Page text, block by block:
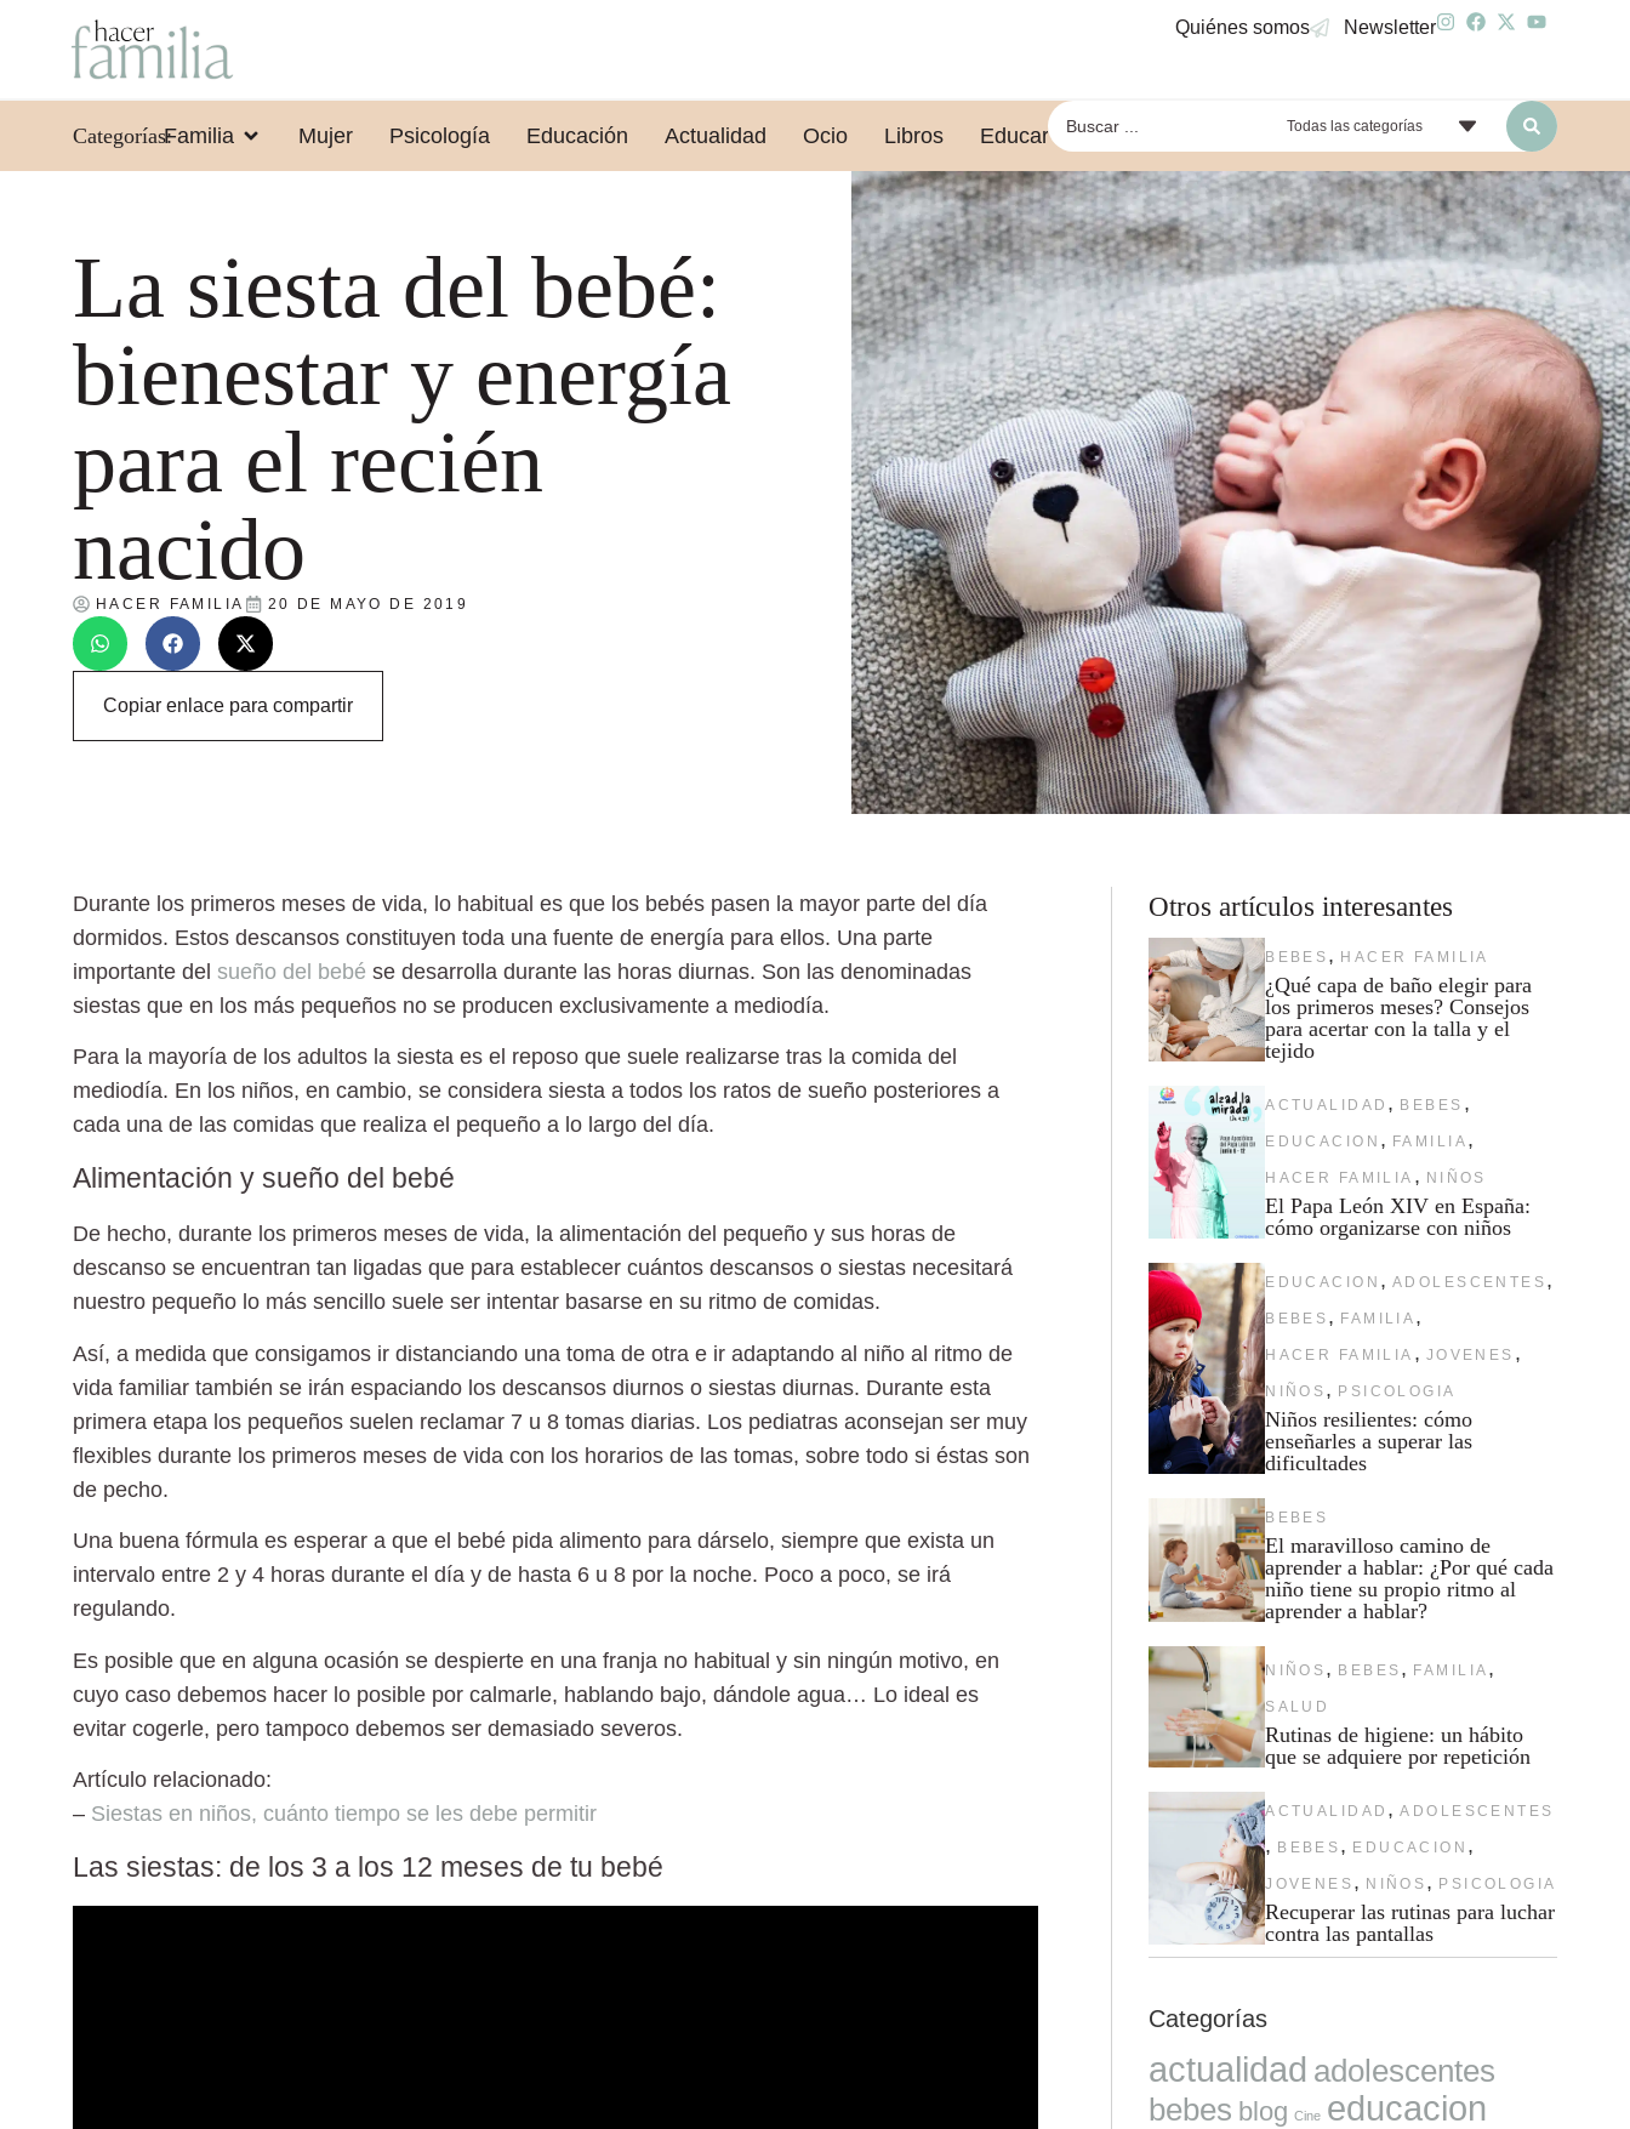
Quiénes somos Newsletter
Categorías:Familia Mujer Psicología Educación Actualidad Ocio Libros Educar leyendo Todas las categorías
La siesta del bebé:
bienestar y energía
para el recién
nacido
HACER FAMILIA 20 DE MAYO DE 2019
Copiar enlace para compartir
Durante los primeros meses de vida, lo habitual es que los bebés pasen la mayor parte del día
dormidos. Estos descansos constituyen toda una fuente de energía para ellos. Una parte
importante del sueño del bebé se desarrolla durante las horas diurnas. Son las denominadas
siestas que en los más pequeños no se producen exclusivamente a mediodía.
Para la mayoría de los adultos la siesta es el reposo que suele realizarse tras la comida del
mediodía. En los niños, en cambio, se considera siesta a todos los ratos de sueño posteriores a
cada una de las comidas que realiza el pequeño a lo largo del día.
Alimentación y sueño del bebé
De hecho, durante los primeros meses de vida, la alimentación del pequeño y sus horas de
descanso se encuentran tan ligadas que para establecer cuántos descansos o siestas necesitará
nuestro pequeño lo más sencillo suele ser intentar basarse en su ritmo de comidas.
Así, a medida que consigamos ir distanciando una toma de otra e ir adaptando al niño al ritmo de
vida familiar también se irán espaciando los descansos diurnos o siestas diurnas. Durante esta
primera etapa los pequeños suelen reclamar 7 u 8 tomas diarias. Los pediatras aconsejan ser muy
flexibles durante los primeros meses de vida con los horarios de las tomas, sobre todo si éstas son
de pecho.
Una buena fórmula es esperar a que el bebé pida alimento para dárselo, siempre que exista un
intervalo entre 2 y 4 horas durante el día y de hasta 6 u 8 por la noche. Poco a poco, se irá
regulando.
Es posible que en alguna ocasión se despierte en una franja no habitual y sin ningún motivo, en
cuyo caso debemos hacer lo posible por calmarle, hablando bajo, dándole agua… Lo ideal es
evitar cogerle, pero tampoco debemos ser demasiado severos.
Artículo relacionado:
– Siestas en niños, cuánto tiempo se les debe permitir
Las siestas: de los 3 a los 12 meses de tu bebé
Otros artículos interesantes
BEBES , HACER FAMILIA
¿Qué capa de baño elegir para
los primeros meses? Consejos
para acertar con la talla y el
tejido
ACTUALIDAD , BEBES ,
EDUCACION , FAMILIA ,
HACER FAMILIA , NIÑOS
El Papa León XIV en España:
cómo organizarse con niños
EDUCACION , ADOLESCENTES ,
BEBES , FAMILIA ,
HACER FAMILIA , JOVENES ,
NIÑOS , PSICOLOGIA
Niños resilientes: cómo
enseñarles a superar las
dificultades
BEBES
El maravilloso camino de
aprender a hablar: ¿Por qué cada
niño tiene su propio ritmo al
aprender a hablar?
NIÑOS , BEBES , FAMILIA ,
SALUD
Rutinas de higiene: un hábito
que se adquiere por repetición
ACTUALIDAD , ADOLESCENTES
, BEBES , EDUCACION ,
JOVENES , NIÑOS , PSICOLOGIA
Recuperar las rutinas para luchar
contra las pantallas
Categorías
actualidad adolescentes
bebes blog Cine educacion